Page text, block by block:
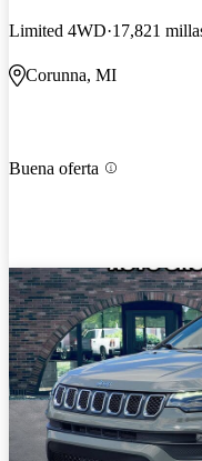
Limited 4WD 17,821
Corunna, MI
Buena oferta